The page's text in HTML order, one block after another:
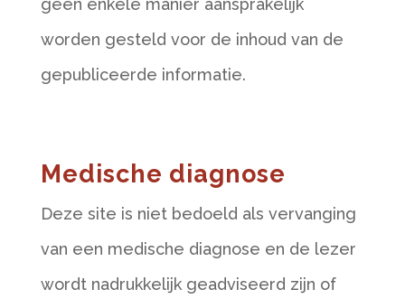
worden gesteld voor de inhoud van de
gepubliceerde informatie.
Medische diagnose
Deze site is niet bedoeld als vervanging
van een medische diagnose en de lezer
wordt nadrukkelijk geadviseerd zijn of